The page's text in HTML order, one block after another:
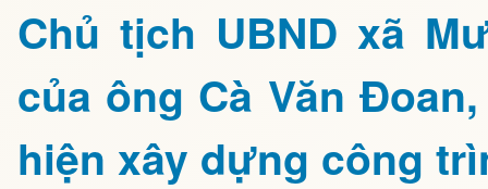
Chủ tịch UBND xã
của ông Cà Văn
hiện xây dựng công